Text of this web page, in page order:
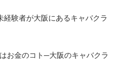
経験者が大阪にあるキャバクラ
お金のコト─大阪のキャバクラ